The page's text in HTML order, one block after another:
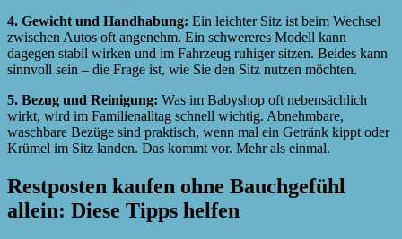
4. Gewicht und Handhabung: Ein leichter Sitz ist beim Wechsel
zwischen Autos oft angenehm. Ein schwereres Modell kann
dagegen stabil wirken und im Fahrzeug ruhiger sitzen. Beides kann
sinnvoll sein – die Frage ist, wie Sie den Sitz nutzen möchten.
5. Bezug und Reinigung: Was im Babyshop oft nebensächlich
wirkt, wird im Familienalltag schnell wichtig. Abnehmbare,
waschbare Bezüge sind praktisch, wenn mal ein Getränk kippt oder
Krümel im Sitz landen. Das kommt vor. Mehr als einmal.
Restposten kaufen ohne Bauchgefühl
allein: Diese Tipps helfen